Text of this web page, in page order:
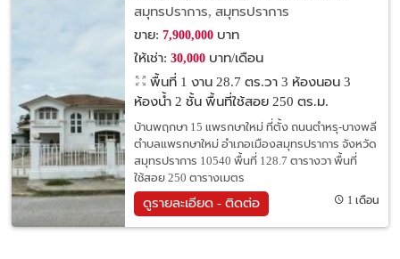
สมุทรปราการ, สมุทรปราการ
ขาย: 7,900,000บาท
ให้เช่า: 30,000บาท/เดือน
พื้นที่ 1 งาน 28.7 ตร.วา 3 ห้องนอน 3
ห้องน้ำ 2 ชั้น พื้นที่ใช้สอย 250 ตร.ม.
บ้านพฤกษา 15 แพรกษาใหม่ ที่ตั้ง ถนนตำหรุ-บางพลี
ตำบลแพรกษาใหม่ อำเภอเมืองสมุทรปราการ จังหวัด
สมุทรปราการ 10540 พื้นที่ 128.7 ตารางวา พื้นที่
ใช้สอย 250 ตารางเมตร
ดูรายละเอียด - ติดต่อ 1 เดือน